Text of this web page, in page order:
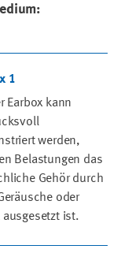
1
Earbox kann
werden,
Belastungen das
Gehör durch
oder
ausgesetzt ist.